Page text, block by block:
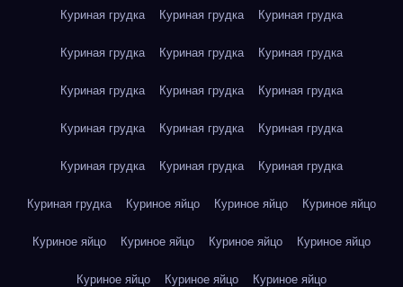
Куриная грудка Куриная грудка Куриная грудка
Куриная грудка Куриная грудка Куриная грудка
Куриная грудка Куриная грудка Куриная грудка
Куриная грудка Куриная грудка Куриная грудка
Куриная грудка Куриная грудка Куриная грудка
Куриная грудка Куриное яйцо Куриное яйцо Куриное яйцо
Куриное яйцо Куриное яйцо Куриное яйцо Куриное яйцо
Куриное яйцо Куриное яйцо Куриное яйцо